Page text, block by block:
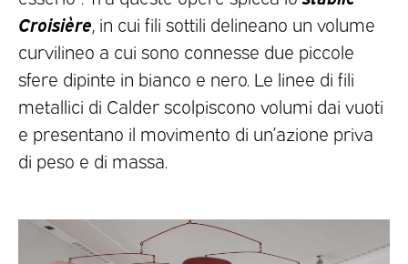
Croisière , in cui fili sottili delineano un volume
curvilineo a cui sono connesse due piccole
sfere dipinte in bianco e nero. Le linee di fili
metallici di Calder scolpiscono volumi dai vuoti
e presentano il movimento di un’azione priva
di peso e di massa.